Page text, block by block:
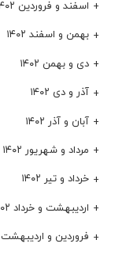
اسفند و فروردین ۱۴۰۲
بهمن و اسفند ۱۴۰۲
دی و بهمن ۱۴۰۲
آذر و دی ۱۴۰۲
آبان و آذر ۱۴۰۲
مرداد و شهریور ۱۴۰۲
خرداد و تیر ۱۴۰۲
اردیبهشت و خرداد ۱۴۰۲
فروردین و اردیبهشت ۱۴۰۲